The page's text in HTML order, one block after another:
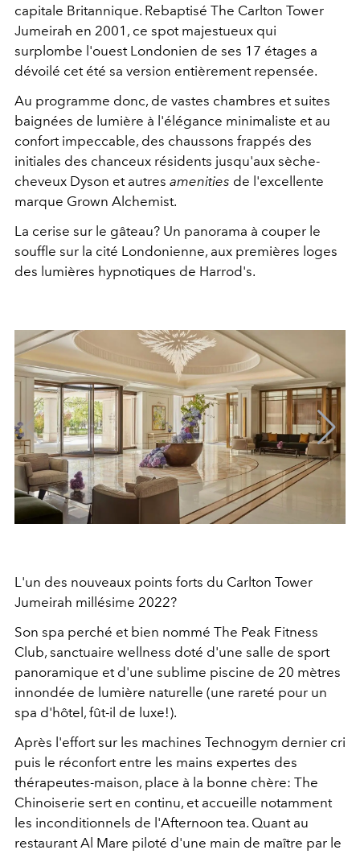
capitale Britannique. Rebaptisé The Carlton Tower
Jumeirah en 2001, ce spot majestueux qui
surplombe l'ouest Londonien de ses 17 étages a
dévoilé cet été sa version entièrement repensée.
Au programme donc, de vastes chambres et suites
baignées de lumière à l'élégance minimaliste et au
confort impeccable, des chaussons frappés des
initiales des chanceux résidents jusqu'aux sèche-
cheveux Dyson et autres amenities de l'excellente
marque Grown Alchemist.
La cerise sur le gâteau? Un panorama à couper le
souffle sur la cité Londonienne, aux premières loges
des lumières hypnotiques de Harrod's.
L'un des nouveaux points forts du Carlton Tower
Jumeirah millésime 2022?
Son spa perché et bien nommé The Peak Fitness
Club, sanctuaire wellness doté d'une salle de sport
panoramique et d'une sublime piscine de 20 mètres
innondée de lumière naturelle (une rareté pour un
spa d'hôtel, fût-il de luxe!).
Après l'effort sur les machines Technogym dernier cri
puis le réconfort entre les mains expertes des
thérapeutes-maison, place à la bonne chère: The
Chinoiserie sert en continu, et accueille notamment
les inconditionnels de l'Afternoon tea. Quant au
restaurant Al Mare piloté d'une main de maître par le